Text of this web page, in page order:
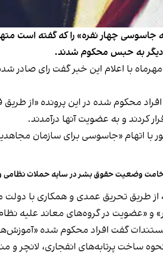
جاسوسی چهار نفره» را که گفته
دیگر به حبس محکوم شدند.
با اعلام این خبر گفت رای
محکوم شده در این پرونده «از
کردند و به عضویت آنها درآمدند.
اتهام «جاسوسی برای سازمان
وخامت وضعیت حقوق بشر در سایه حملات نظامی
طریق تحریق عمدی و همکاری با دولت
«عضویت در گروه‌های معاند علیه
گفت افراد محکوم شده
پرتابه‌های انفجاری، لانچر و